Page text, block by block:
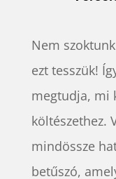
Nem
ezt tesszük!
megtudja, mi
költészethez.
mindössze
betűszó,